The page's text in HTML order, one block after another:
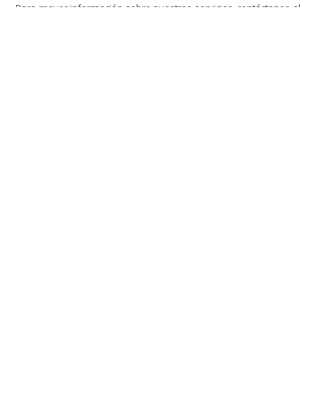
Para mayor información sobre nuestros servicios, contáctanos al